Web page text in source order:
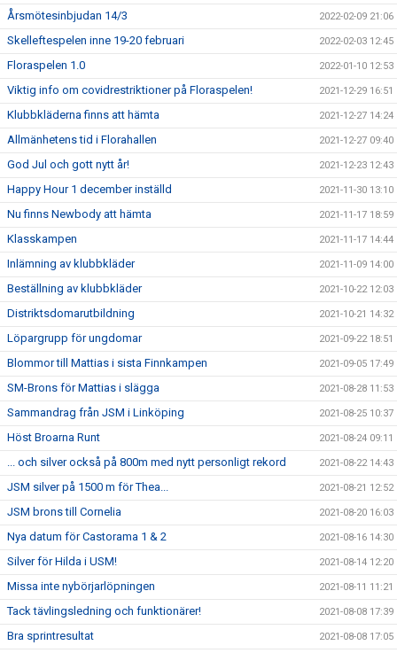
Årsmötesinbjudan 14/3 2022-02-09 21:06
Skelleftespelen inne 19-20 februari 2022-02-03 12:45
Floraspelen 1.0 2022-01-10 12:53
Viktig info om covidrestriktioner på Floraspelen! 2021-12-29 16:51
Klubbkläderna finns att hämta 2021-12-27 14:24
Allmänhetens tid i Florahallen 2021-12-27 09:40
God Jul och gott nytt år! 2021-12-23 12:43
Happy Hour 1 december inställd 2021-11-30 13:10
Nu finns Newbody att hämta 2021-11-17 18:59
Klasskampen 2021-11-17 14:44
Inlämning av klubbkläder 2021-11-09 14:00
Beställning av klubbkläder 2021-10-22 12:03
Distriktsdomarutbildning 2021-10-21 14:32
Löpargrupp för ungdomar 2021-09-22 18:51
Blommor till Mattias i sista Finnkampen 2021-09-05 17:49
SM-Brons för Mattias i slägga 2021-08-28 11:53
Sammandrag från JSM i Linköping 2021-08-25 10:37
Höst Broarna Runt 2021-08-24 09:11
... och silver också på 800m med nytt personligt rekord 2021-08-22 14:43
JSM silver på 1500 m för Thea... 2021-08-21 12:52
JSM brons till Cornelia 2021-08-20 16:03
Nya datum för Castorama 1 & 2 2021-08-16 14:30
Silver för Hilda i USM! 2021-08-14 12:20
Missa inte nybörjarlöpningen 2021-08-11 11:21
Tack tävlingsledning och funktionärer! 2021-08-08 17:39
Bra sprintresultat 2021-08-08 17:05